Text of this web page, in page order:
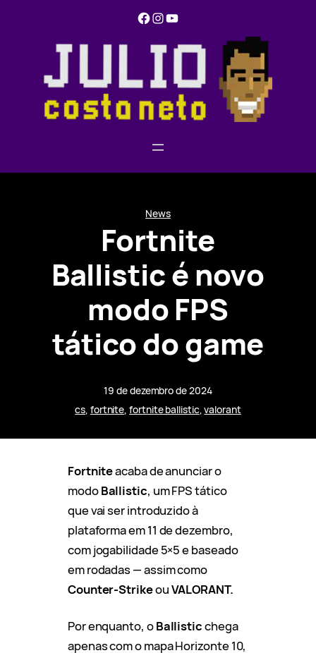
Facebook Instagram YouTube
News
Fortnite
Ballistic é novo
modo FPS
tático do game
19 de dezembro de 2024
cs, fortnite, fortnite ballistic, valorant
Fortniteacaba de anunciar o
modoBallistic, um FPS tático
que vai ser introduzido à
plataforma em 11 de dezembro,
com jogabilidade 5×5 e baseado
em rodadas — assim como
Counter-StrikeouVALORANT.
Por enquanto, oBallisticchega
apenas com o mapa Horizonte 10,